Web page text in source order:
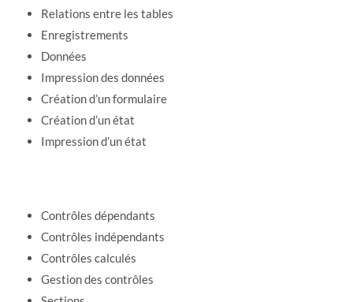
Relations entre les tables
Enregistrements
Données
Impression des données
Création d’un formulaire
Création d’un état
Impression d’un état
Contrôles dépendants
Contrôles indépendants
Contrôles calculés
Gestion des contrôles